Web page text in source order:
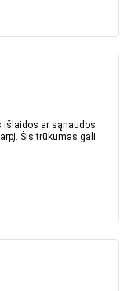
išlaidos ar sąnaudos
Šis trūkumas gali